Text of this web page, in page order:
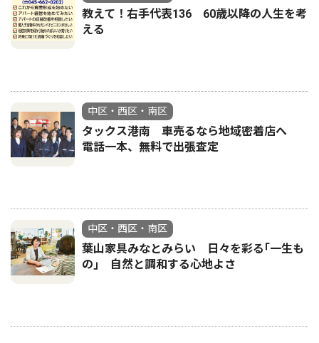
教えて！右手代表136 60歳以降の人生を考
える
中区・西区・南区
タックス港南 車売るなら地域密着店へ
電話一本、無料で出張査定
中区・西区・南区
葉山家具みなとみらい 日々を彩る｢一生も
の｣ 自然と調和する心地よさ